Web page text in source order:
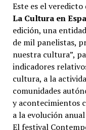
Este es el veredicto
La Cultura en
edición, una
de mil panelistas,
nuestra cultura”,
indicadores
cultura, a la
comunidades
y acontecimientos
a la evolución
El festival